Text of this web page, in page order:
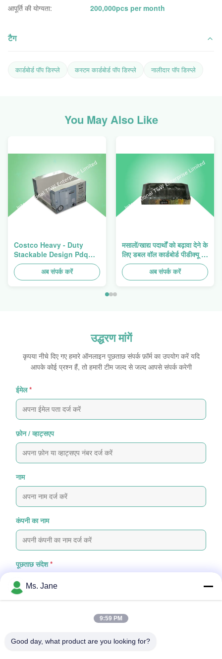
आपूर्ति की योग्यता: 200,000pcs per month
टैग
कार्डबोर्ड पॉप डिस्प्ले कस्टम कार्डबोर्ड पॉप डिस्प्ले नालीदार पॉप डिस्प्ले
You May Also Like
Costco Heavy - Duty
Stackable Design Pdq
Trays To Selling Curtain ,
Load 100kgsअब संपर्क करें
मसालों/खाद्य पदार्थों को बढ़ावा देने के
लिए डबल वॉल कार्डबोर्ड पीडीक्यू ट्रे
हैवी ड्यूटी स्टैकअप
अब संपर्क करें
उद्धरण मांगें
कृपया नीचे दिए गए हमारे ऑनलाइन पूछताछ संपर्क फ़ॉर्म का उपयोग करें यदि
आपके कोई प्रश्न हैं, तो हमारी टीम जल्द से जल्द आपसे संपर्क करेगी
ईमेल *
फ़ोन / व्हाट्सएप
नाम
कंपनी का नाम
पूछताछ संदेश *
फ़ाइलें संलग्न करें
Ms. Jane
9:59 PM
Good day, what product are you looking for?